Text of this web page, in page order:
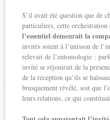
S’il avait été question que de
particuliers, cette
l’essentiel demeurait la
invités soient à l’unisson de
relevait de l’entomologie :
invité se réjouirait de la
de la réception qu’ils se
brusquement révélé, soit que
leurs relations, ce qui